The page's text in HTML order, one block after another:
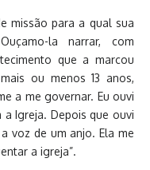
missão para a qual sua
la narrar, com
que a marcou
ou menos 13 anos,
a me governar. Eu ouvi
Igreja. Depois que ouvi
voz de um anjo. Ela me
a igreja”.